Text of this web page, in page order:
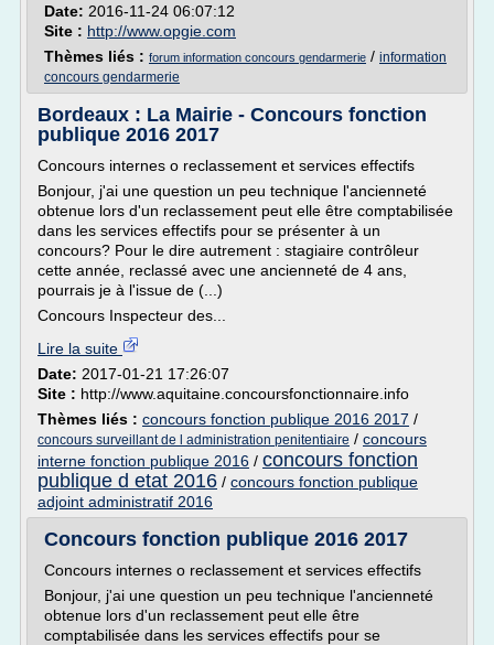
Date: 2016-11-24 06:07:12
Site : http://www.opgie.com
Thèmes liés : forum information concours gendarmerie / information
concours gendarmerie
Bordeaux : La Mairie - Concours fonction
publique 2016 2017
Concours internes o reclassement et services effectifs
Bonjour, j'ai une question un peu technique l'ancienneté
obtenue lors d'un reclassement peut elle être comptabilisée
dans les services effectifs pour se présenter à un
concours? Pour le dire autrement : stagiaire contrôleur
cette année, reclassé avec une ancienneté de 4 ans,
pourrais je à l'issue de (...)
Concours Inspecteur des...
Lire la suite
Date: 2017-01-21 17:26:07
Site : http://www.aquitaine.concoursfonctionnaire.info
Thèmes liés : concours fonction publique 2016 2017 /
concours surveillant de l administration penitentiaire / concours
interne fonction publique 2016 / concours fonction
publique d etat 2016 / concours fonction publique
adjoint administratif 2016
Concours fonction publique 2016 2017
Concours internes o reclassement et services effectifs
Bonjour, j'ai une question un peu technique l'ancienneté
obtenue lors d'un reclassement peut elle être
comptabilisée dans les services effectifs pour se